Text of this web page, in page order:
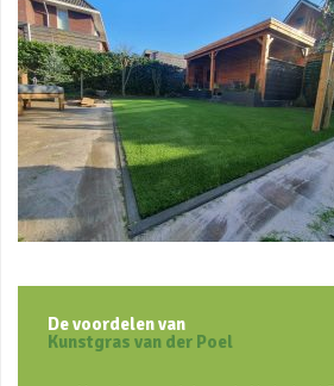
De voordelen van
Kunstgras van der Poel